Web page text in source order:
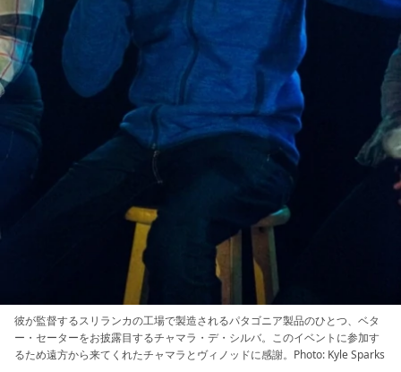
彼が監督するスリランカの工場で製造されるパタゴニア製品のひとつ、ベタ
ー・セーターをお披露目するチャマラ・デ・シルバ。このイベントに参加す
るため遠方から来てくれたチャマラとヴィノッドに感謝。Photo: Kyle Sparks